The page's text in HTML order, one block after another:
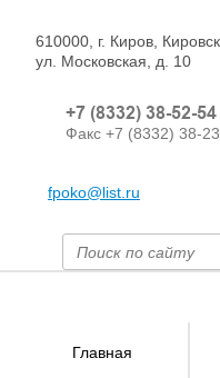
610000, г. Киров,
ул. Московская, д. 10
+7 (8332) 38-52-54
Факс +7 (8332) 38-
fpoko@list.ru
Главная